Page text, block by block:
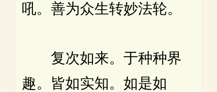
吼。善为众生转妙法轮。
复次如来。于种种界
趣。皆如实知。如是如